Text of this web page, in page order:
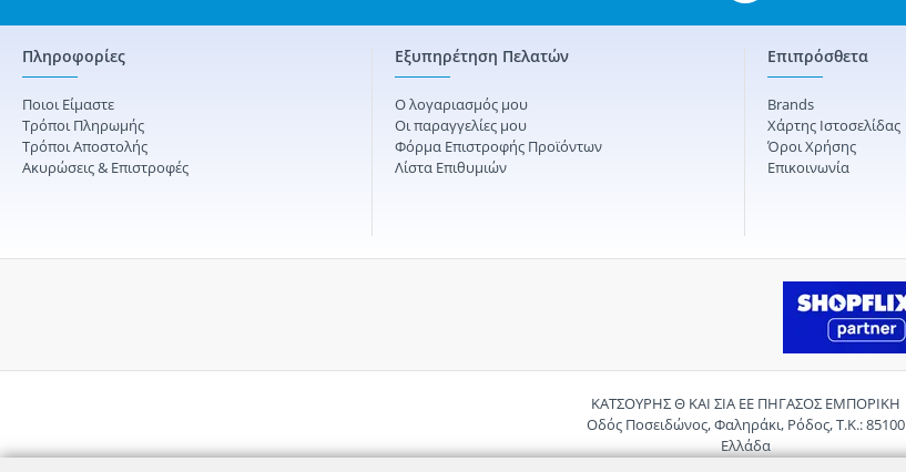
Πληροφορίες
Ποιοι Είμαστε
Τρόποι Πληρωμής
Τρόποι Αποστολής
Ακυρώσεις & Επιστροφές
Εξυπηρέτηση Πελατών
Ο λογαριασμός μου
Οι παραγγελίες μου
Φόρμα Επιστροφής Προϊόντων
Λίστα Επιθυμιών
Επιπρόσθετα
Brands
Χάρτης Ιστοσελίδας
Όροι Χρήσης
Επικοινωνία
ΚΑΤΣΟΥΡΗΣ Θ ΚΑΙ ΣΙΑ ΕΕ ΠΗΓΑΣΟΣ ΕΜΠΟΡΙΚΗ
Οδός Ποσειδώνος, Φαληράκι, Ρόδος, Τ.Κ.: 85100
Ελλάδα